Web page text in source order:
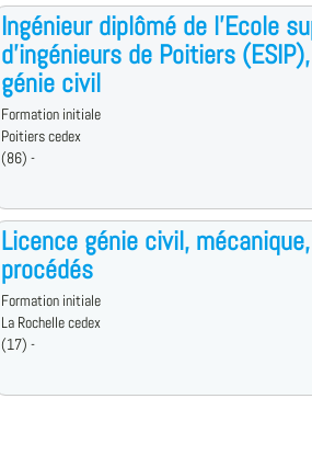
Ingénieur diplômé de l'Ecole
d'ingénieurs de Poitiers
génie civil
Formation initiale
Poitiers cedex
(86) -
Licence génie civil,
procédés
Formation initiale
La Rochelle cedex
(17) -